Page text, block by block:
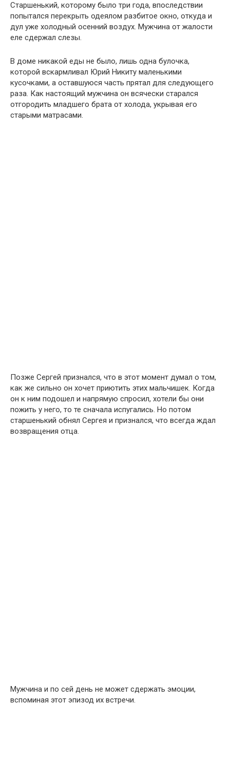
Старшенький, которому было три года, впоследствии
попытался перекрыть одеялом разбитое окно, откуда и
дул уже холодный осенний воздух. Мужчина от жалости
еле сдержал слезы.
В доме никакой еды не было, лишь одна булочка,
которой вскармливал Юрий Никиту маленькими
кусочками, а оставшуюся часть прятал для следующего
раза. Как настоящий мужчина он всячески старался
отгородить младшего брата от холода, укрывая его
старыми матрасами.
Позже Сергей признался, что в этот момент думал о том,
как же сильно он хочет приютить этих мальчишек. Когда
он к ним подошел и напрямую спросил, хотели бы они
пожить у него, то те сначала испугались. Но потом
старшенький обнял Сергея и признался, что всегда ждал
возвращения отца.
Мужчина и по сей день не может сдержать эмоции,
вспоминая этот эпизод их встречи.